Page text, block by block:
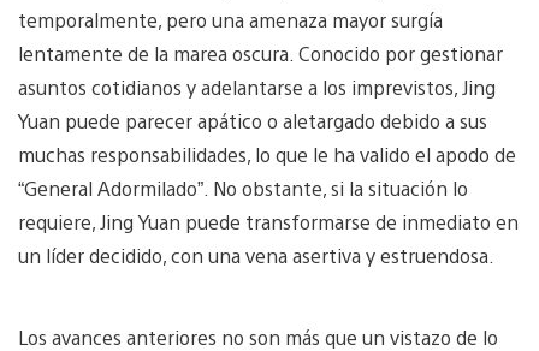
temporalmente, pero una amenaza mayor surgía
lentamente de la marea oscura. Conocido por gestionar
asuntos cotidianos y adelantarse a los imprevistos, Jing
Yuan puede parecer apático o aletargado debido a sus
muchas responsabilidades, lo que le ha valido el apodo de
“General Adormilado”. No obstante, si la situación lo
requiere, Jing Yuan puede transformarse de inmediato en
un líder decidido, con una vena asertiva y estruendosa.
Los avances anteriores no son más que un vistazo de lo